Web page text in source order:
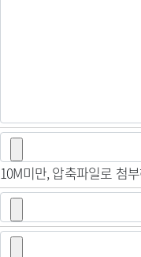
10M미만, 압축파일로 첨